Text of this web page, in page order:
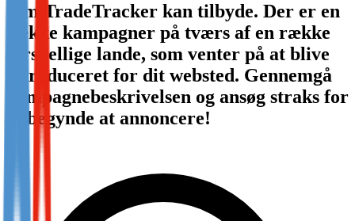
Not already our Publisher?
Sign up here
som TradeTracker kan tilbyde. Der er en
række kampagner på tværs af en række
forskellige lande, som venter på at blive
introduceret for dit websted. Gennemgå
kampagnebeskrivelsen og ansøg straks for
at begynde at annoncere!